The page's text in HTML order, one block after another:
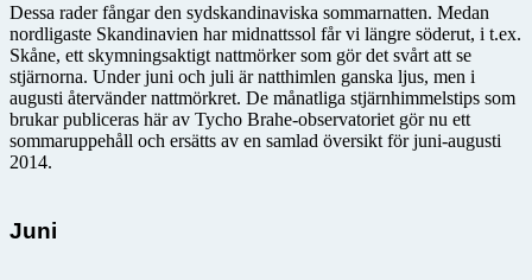
Dessa rader fångar den sydskandinaviska sommarnatten. Medan
nordligaste Skandinavien har midnattssol får vi längre söderut, i t.ex.
Skåne, ett skymningsaktigt nattmörker som gör det svårt att se
stjärnorna. Under juni och juli är natthimlen ganska ljus, men i
augusti återvänder nattmörkret. De månatliga stjärnhimmelstips som
brukar publiceras här av Tycho Brahe-observatoriet gör nu ett
sommaruppehåll och ersätts av en samlad översikt för juni-augusti
2014.
Juni